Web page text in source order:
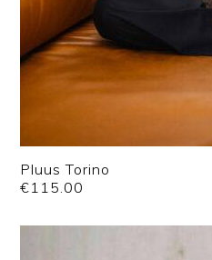
Pluus Torino
€115.00